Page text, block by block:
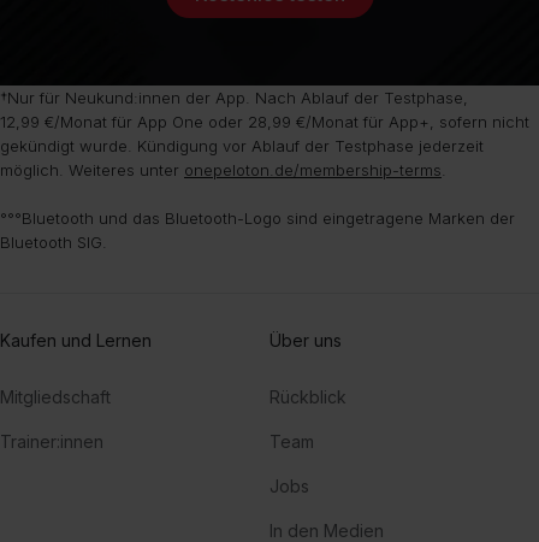
†Nur für Neukund:innen der App. Nach Ablauf der Testphase,
12,99 €/Monat für App One oder 28,99 €/Monat für App+, sofern nicht
gekündigt wurde. Kündigung vor Ablauf der Testphase jederzeit
möglich. Weiteres unter onepeloton.de/membership-terms
°°°Bluetooth und das Bluetooth-Logo sind eingetragene Marken der
Bluetooth SIG.
Kaufen und Lernen
Mitgliedschaft
Trainer:innen
Über uns
Rückblick
Team
Jobs
In den Medien